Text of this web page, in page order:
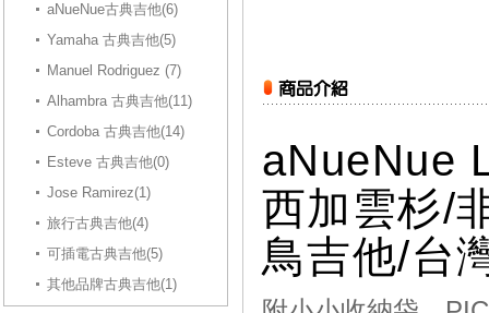
aNueNue古典吉他(6)
Yamaha 古典吉他(5)
Manuel Rodriguez (7)
Alhambra 古典吉他(11)
Cordoba 古典吉他(14)
Esteve 古典吉他(0)
Jose Ramirez(1)
旅行古典吉他(4)
可插電古典吉他(5)
其他品牌古典吉他(1)
aNueNue
西加雲杉/
鳥吉他/台